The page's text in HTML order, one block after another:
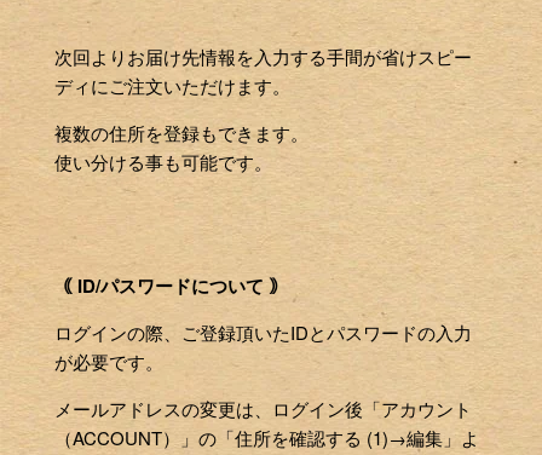
次回よりお届け先情報を入力する手間が省けスピー
ディにご注文いただけます。
複数の住所を登録もできます。
使い分ける事も可能です。
｟ ID/パスワードについて ｠
ログインの際、ご登録頂いたIDとパスワードの入力
が必要です。
メールアドレスの変更は、ログイン後「アカウント
（ACCOUNT）」の「住所を確認する (1)→編集」よ